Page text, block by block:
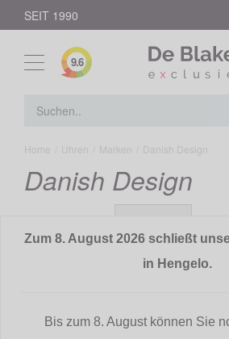
SEIT 1990
9.6
Home Uhren Marken Danish Design
Danish Design
FILTER
-30%
Zum 8. August 2026 schließt
in Hengelo.
Bis zum 8. August können Sie